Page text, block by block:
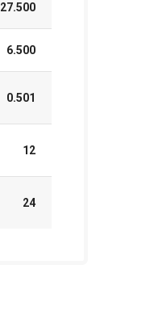
27.500
6.500
0.501
12
24